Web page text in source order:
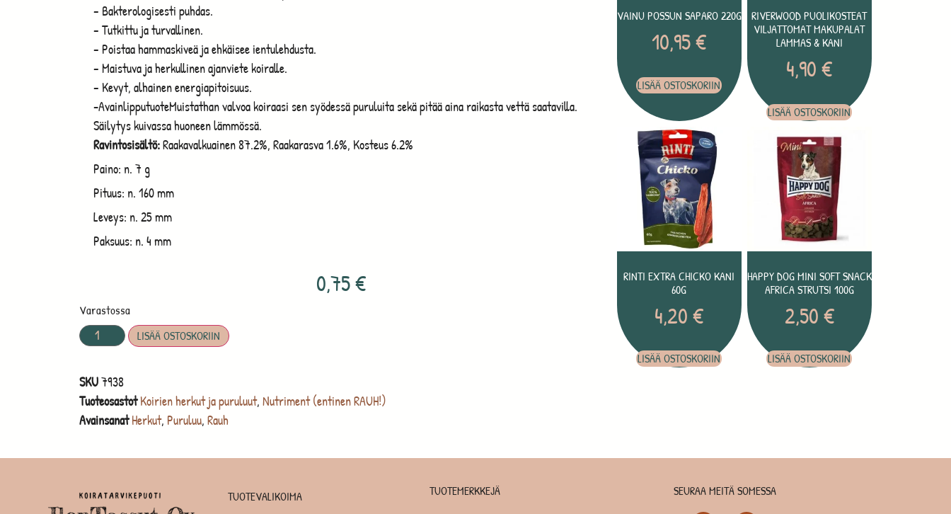
VAINU POSSUN SAPARO 220G
10,95€
LISÄÄ OSTOSKORIIN
RIVERWOOD PUOLIKOSTEAT
VILJATTOMAT MAKUPALAT
LAMMAS & KANI
4,90€
LISÄÄ OSTOSKORIIN
RINTI EXTRA CHICKO KANI
60G
4,20€
LISÄÄ OSTOSKORIIN
HAPPY DOG MINI SOFT SNACK
AFRICA STRUTSI 100G
2,50€
LISÄÄ OSTOSKORIIN
– Bakterologisesti puhdas.
– Tutkittu ja turvallinen.
– Poistaa hammaskiveä ja ehkäisee ientulehdusta.
– Maistuva ja herkullinen ajanviete koiralle.
– Kevyt, alhainen energiapitoisuus.
-AvainlipputuoteMuistathan valvoa koiraasi sen syödessä puruluita sekä pitää aina raikasta vettä saatavilla.
Säilytys kuivassa huoneen lämmössä.
Ravintosisältö:Raakavalkuainen 87.2%, Raakarasva 1.6%, Kosteus 6.2%
Paino: n. 7 g
Pituus: n. 160 mm
Leveys: n. 25 mm
Paksuus: n. 4 mm
0,75€
Varastossa
LISÄÄ OSTOSKORIIN
SKU7938
Tuoteosastot Koirien herkut ja puruluut, Nutriment (entinen RAUH!)
Avainsanat Herkut, Puruluu, Rauh
TUOTEVALIKOIMA TUOTEMERKKEJÄ SEURAA MEITÄ SOMESSA